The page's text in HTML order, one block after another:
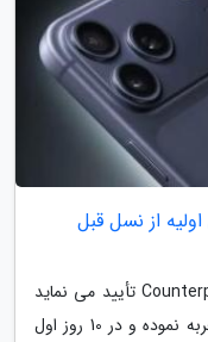
آیفون 17؛ فروش اولیه از نسل قبل
گزارش جدیدی از مؤسسه Counterpoint Research تأیید می نماید
که سری آیفون 17 اپل شروعی طوفانی را تجربه نموده و در 10 روز اول